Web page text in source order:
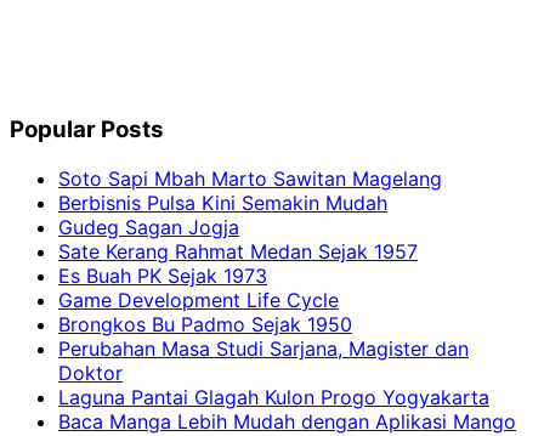
Popular Posts
Soto Sapi Mbah Marto Sawitan Magelang
Berbisnis Pulsa Kini Semakin Mudah
Gudeg Sagan Jogja
Sate Kerang Rahmat Medan Sejak 1957
Es Buah PK Sejak 1973
Game Development Life Cycle
Brongkos Bu Padmo Sejak 1950
Perubahan Masa Studi Sarjana, Magister dan
Doktor
Laguna Pantai Glagah Kulon Progo Yogyakarta
Baca Manga Lebih Mudah dengan Aplikasi Mango